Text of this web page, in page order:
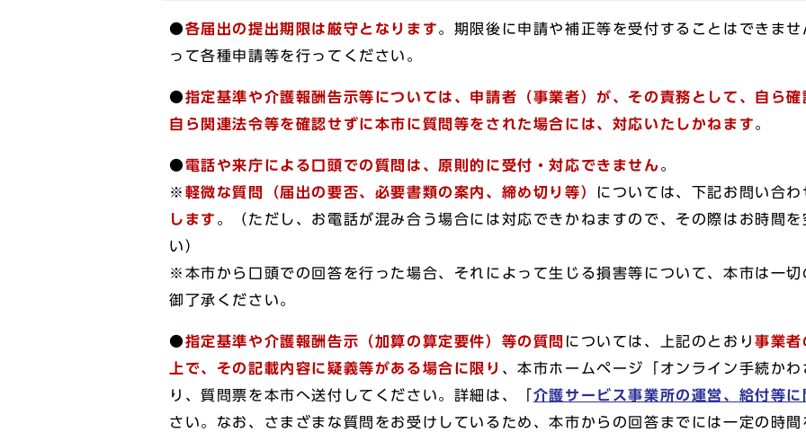
●各届出の提出期限は厳守となります。期限後に申請や補正等を受付することはできま
って各種申請等を行ってください。
●指定基準や介護報酬告示等については、申請者（事業者）が、その責務として、自ら
自ら関連法令等を確認せずに本市に質問等をされた場合には、対応いたしかねます。
●電話や来庁による口頭での質問は、原則的に受付・対応できません 。
※ 軽微な質問（届出の要否、必要書類の案内、締め切り等）
については、下記お問い合わ
します 。（ただし、お電話が混み合う場合には対応できかねますので、その際はお時間
い）
※本市から口頭での回答を行った場合、それによって生じる損害等について、本市は一
御了承ください。
●指定基準や介護報酬告示（加算の算定要件）等の質問 については、上記のとおり事業者
上で、 その記載内容に疑義等がある場合に限り 、本市ホームページ「オンライン手続か
り、質問票を本市へ送付してください。詳細は、「 介護サービス事業所の運営、給付等
さい。なお、さまざまな質問をお受けしているため、本市からの回答までには一定の時